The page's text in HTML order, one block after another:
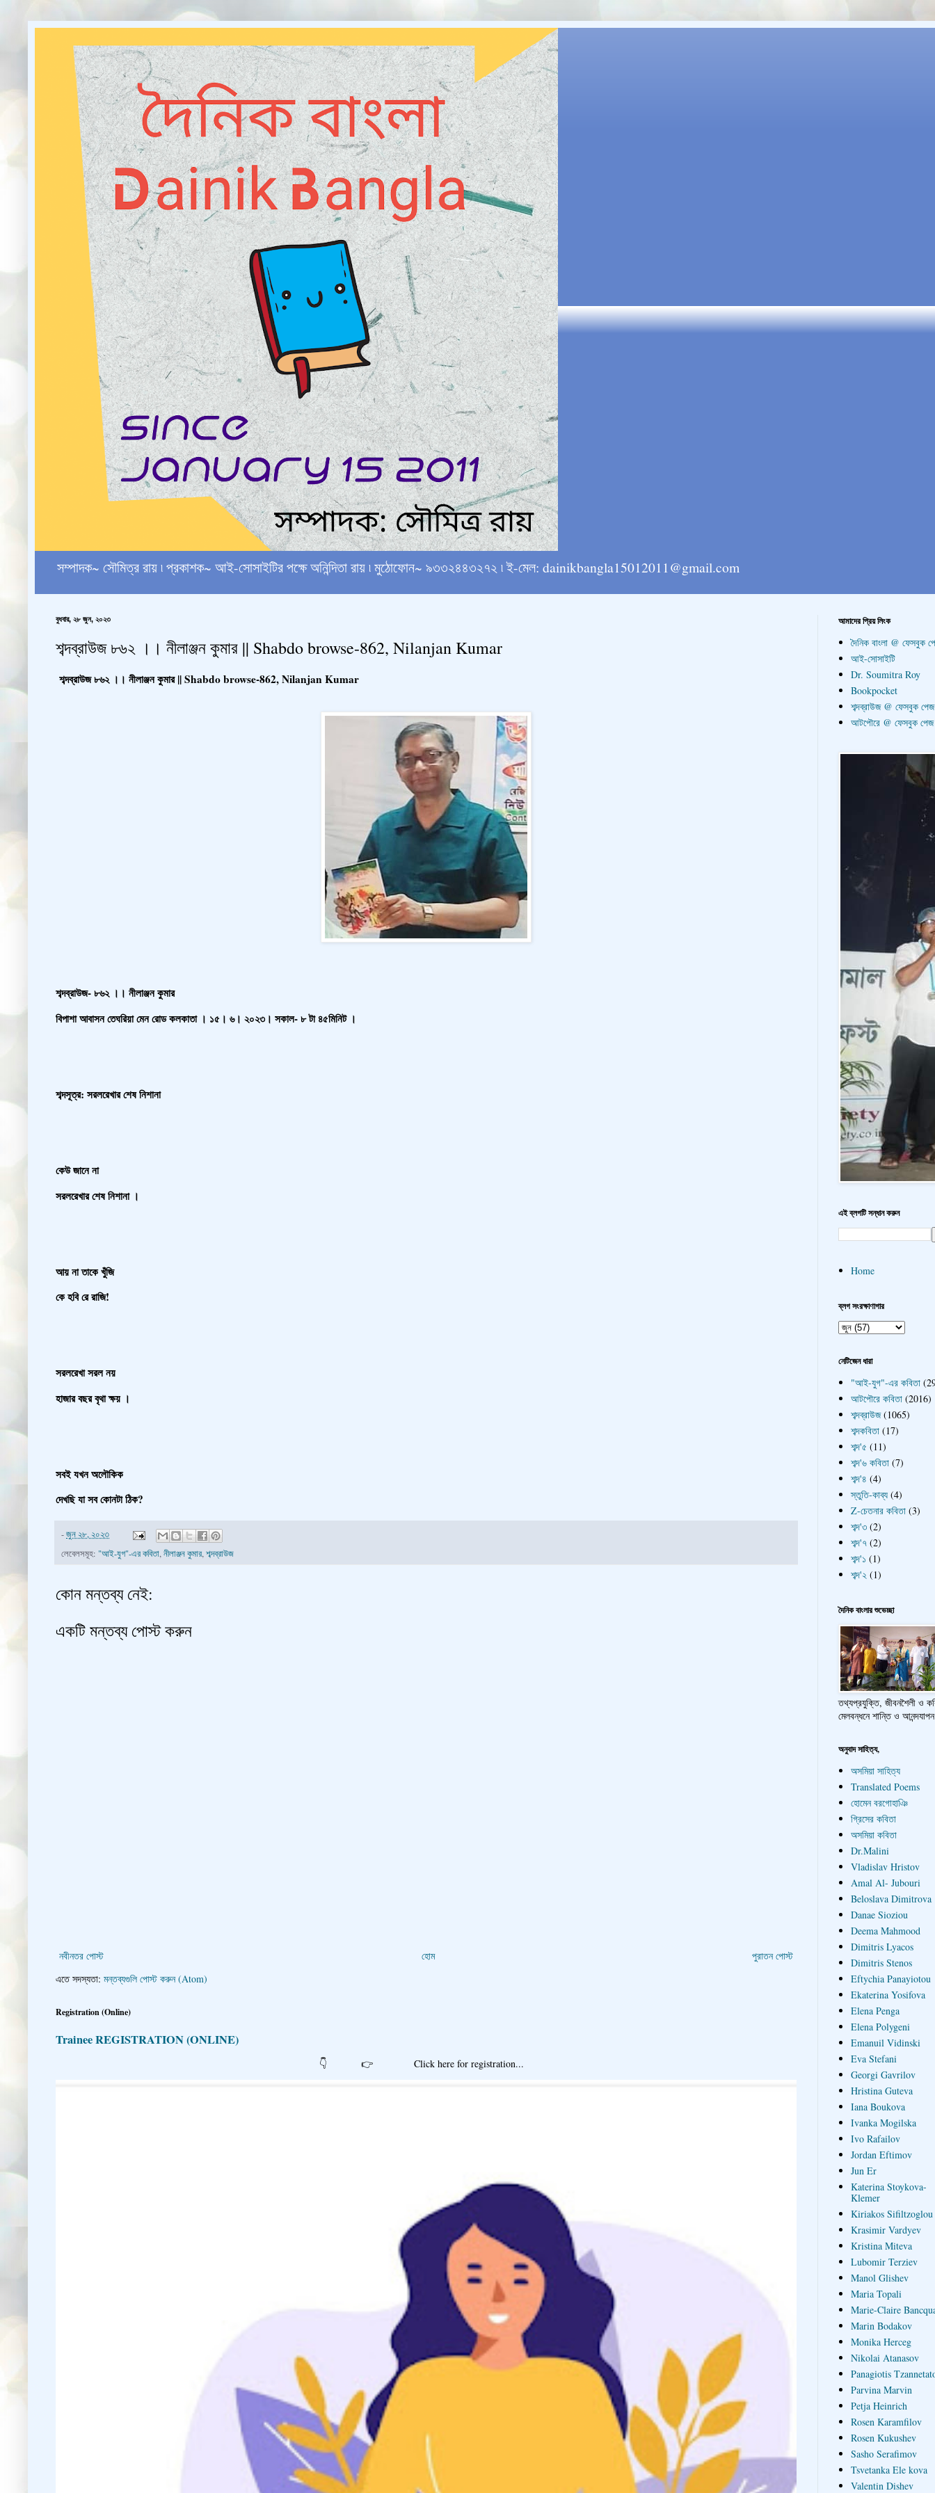
সম্পাদক~ সৌমিত্র রায় ৷ প্রকাশক~ আই-সোসাইটির পক্ষে অনিন্দিতা রায় ৷ মুঠোফোন~ ৯৩৩২৪৪৩২৭২ ৷ ই-মেল: dainikbangla15012011@gmail.com
বুধবার, ২৮ জুন, ২০২৩
শব্দব্রাউজ ৮৬২ ।। নীলাঞ্জন কুমার || Shabdo browse-862, Nilanjan Kumar
শব্দব্রাউজ ৮৬২ ।। নীলাঞ্জন কুমার || Shabdo browse-862, Nilanjan Kumar
শব্দব্রাউজ- ৮৬২ ।। নীলাঞ্জন কুমার
বিপাশা আবাসন তেঘরিয়া মেন রোড কলকাতা । ১৫। ৬। ২০২৩। সকাল- ৮ টা ৪৫মিনিট ।
শব্দসূত্র: সরলরেখার শেষ নিশানা
কেউ জানে না
সরলরেখার শেষ নিশানা ।
আয় না তাকে খুঁজি
কে হবি রে রাজি!
সরলরেখা সরল নয়
হাজার বছর বৃথা ক্ষয় ।
সবই যখন অলৌকিক
দেখছি যা সব কোনটা ঠিক?
-জুন ২৮, ২০২৩
লেবেলসমূহ: "আই-যুগ"-এর কবিতা,নীলাঞ্জন কুমার,শব্দব্রাউজ
কোন মন্তব্য নেই:
একটি মন্তব্য পোস্ট করুন
নবীনতর পোস্ট পুরাতন পোস্ট
হোম
এতে সদস্যতা: মন্তব্যগুলি পোস্ট করুন (Atom)
Registration (Online)
Trainee REGISTRATION (ONLINE)
👇 👉 Click here for registration...
আমাদের প্রিয় লিংক
দৈনিক বাংলা @ ফেসবুক
আই-সোসাইটি
Dr. Soumitra Roy
Bookpocket
শব্দব্রাউজ @ ফেসবুক পেজ
আটপৌরে @ ফেসবুক পেজ
এই ব্লগটি সন্ধান করুন
Home
ব্লগ সংরক্ষাণাগার
নেটিজেন ধারা
"আই-যুগ"-এর কবিতা
আটপৌরে কবিতা (2016)
শব্দব্রাউজ (1065)
শব্দকবিতা (17)
শব্দ'৫ (11)
শব্দ'৬ কবিতা (7)
শব্দ'৪ (4)
স্তুতি-কাব্য (4)
Z-চেতনার কবিতা (3)
শব্দ'৩ (2)
শব্দ'৭ (2)
শব্দ'১ (1)
শব্দ'২ (1)
দৈনিক বাংলার শুভেচ্ছা
তথ্যপ্রযুক্তি, জীবনশৈলী ও
মেলবন্ধনে শান্তি ও আনন্দযাপন
অনুবাদ সাহিত্য,
অসমিয়া সাহিত্য
Translated Poems
হোমেন বরগোহাঞি
গ্রিসের কবিতা
অসমিয়া কবিতা
Dr.Malini
Vladislav Hristov
Amal Al- Jubouri
Beloslava Dimitrova
Danae Sioziou
Deema Mahmood
Dimitris Lyacos
Dimitris Stenos
Eftychia Panayiotou
Ekaterina Yosifova
Elena Penga
Elena Polygeni
Emanuil Vidinski
Eva Stefani
Georgi Gavrilov
Hristina Guteva
Iana Boukova
Ivanka Mogilska
Ivo Rafailov
Jordan Eftimov
Jun Er
Katerina Stoykova-
Klemer
Kiriakos Sifiltzoglou
Krasimir Vardyev
Kristina Miteva
Lubomir Terziev
Manol Glishev
Maria Topali
Marie-Claire
Marin Bodakov
Monika Herceg
Nikolai Atanasov
Panagiotis
Parvina Marvin
Petja Heinrich
Rosen Karamfilov
Rosen Kukushev
Sasho Serafimov
Tsvetanka Ele kova
Valentin Dishev